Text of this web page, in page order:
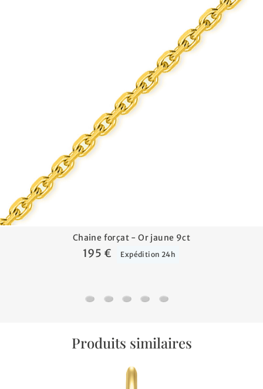
Chaine forçat - Or jaune 9ct
195 € Expédition 24h
Chaine forçat - Or jaune 9ct
Chaine gourmette - Or jaune 9ct
Chaine forçat - Vermeil
Chaine gourmette - Vermeil
Chaine forçat allongée -
Produits similaires